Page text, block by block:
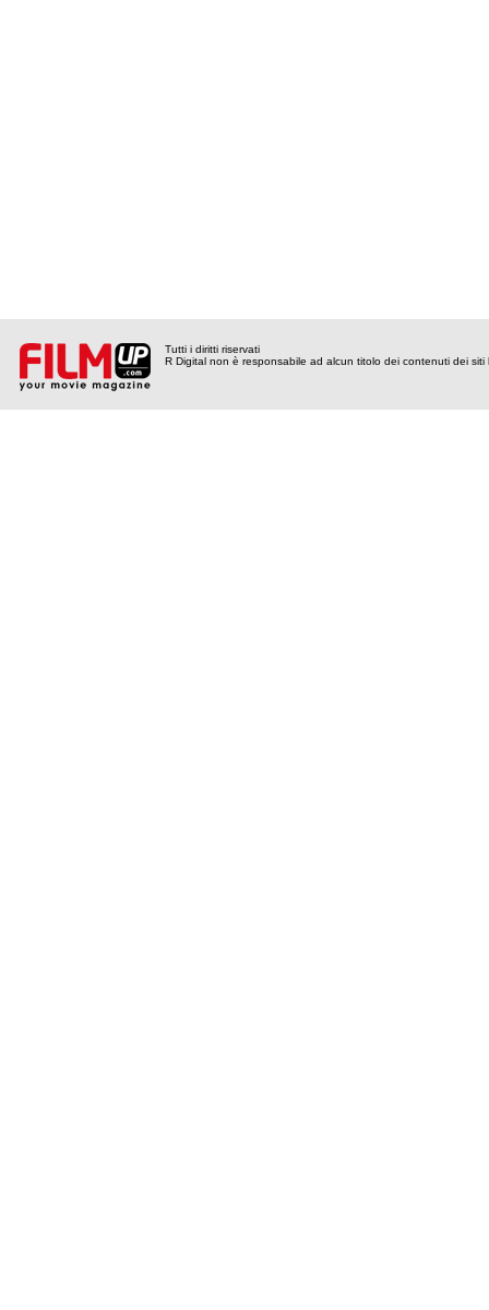
Tutti i diritti riservati
R Digital non è responsabile ad alcun titolo dei contenuti dei siti